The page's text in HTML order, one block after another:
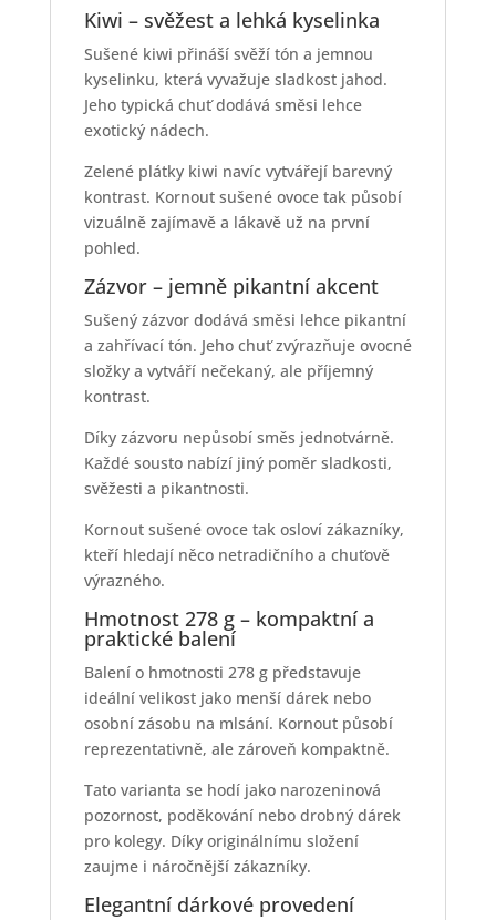
Kiwi – svěžest a lehká kyselinka
Sušené kiwi přináší svěží tón a jemnou
kyselinku, která vyvažuje sladkost jahod.
Jeho typická chuť dodává směsi lehce
exotický nádech.
Zelené plátky kiwi navíc vytvářejí barevný
kontrast. Kornout sušené ovoce tak působí
vizuálně zajímavě a lákavě už na první
pohled.
Zázvor – jemně pikantní akcent
Sušený zázvor dodává směsi lehce pikantní
a zahřívací tón. Jeho chuť zvýrazňuje ovocné
složky a vytváří nečekaný, ale příjemný
kontrast.
Díky zázvoru nepůsobí směs jednotvárně.
Každé sousto nabízí jiný poměr sladkosti,
svěžesti a pikantnosti.
Kornout sušené ovoce tak osloví zákazníky,
kteří hledají něco netradičního a chuťově
výrazného.
Hmotnost 278 g – kompaktní a
praktické balení
Balení o hmotnosti 278 g představuje
ideální velikost jako menší dárek nebo
osobní zásobu na mlsání. Kornout působí
reprezentativně, ale zároveň kompaktně.
Tato varianta se hodí jako narozeninová
pozornost, poděkování nebo drobný dárek
pro kolegy. Díky originálnímu složení
zaujme i náročnější zákazníky.
Elegantní dárkové provedení